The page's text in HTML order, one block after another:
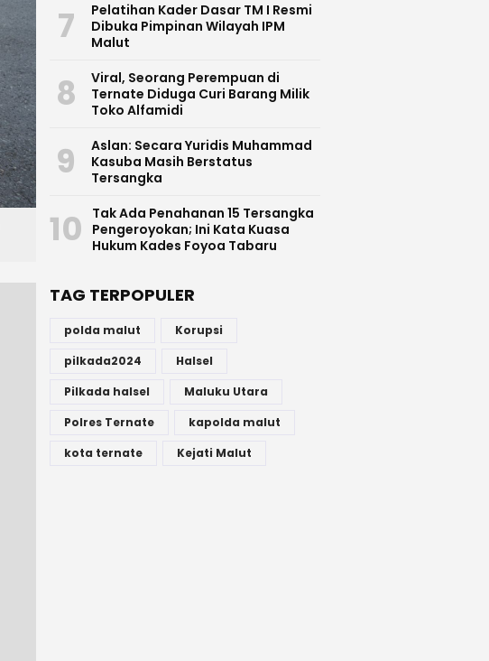
7
Pelatihan Kader Dasar TM I Resmi
Dibuka Pimpinan Wilayah IPM
Malut
8
Viral, Seorang Perempuan di
Ternate Diduga Curi Barang Milik
Toko Alfamidi
9
Aslan: Secara Yuridis Muhammad
Kasuba Masih Berstatus
Tersangka
10
Tak Ada Penahanan 15 Tersangka
Pengeroyokan; Ini Kata Kuasa
Hukum Kades Foyoa Tabaru
TAG TERPOPULER
polda malut
Korupsi
pilkada2024
Halsel
Pilkada halsel
Maluku Utara
Polres Ternate
kapolda malut
kota ternate
Kejati Malut